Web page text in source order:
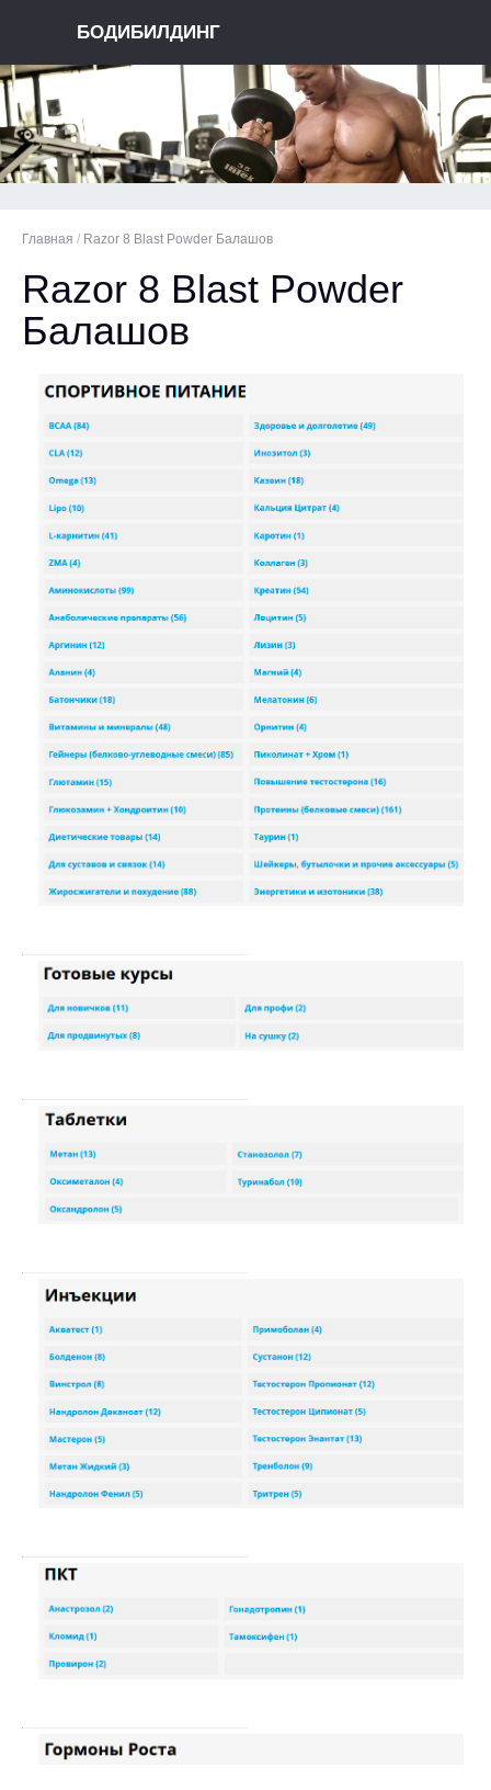
БОДИБИЛДИНГ
Главная / Razor 8 Blast Powder Балашов
Razor 8 Blast Powder
Балашов